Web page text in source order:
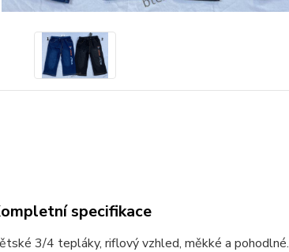
specifikace
3/4 tepláky, riflový vzhled, měkké a pohodlné.